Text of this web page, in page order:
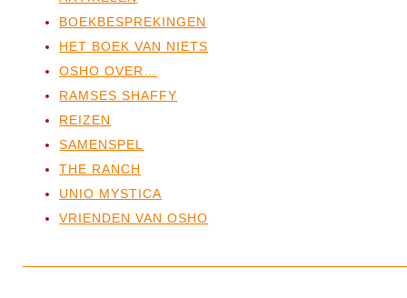
BOEKBESPREKINGEN
HET BOEK VAN NIETS
OSHO OVER…
RAMSES SHAFFY
REIZEN
SAMENSPEL
THE RANCH
UNIO MYSTICA
VRIENDEN VAN OSHO